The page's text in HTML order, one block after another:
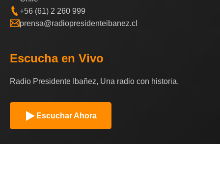
+56 (61) 2 260 999
prensa@radiopresidenteibanez.cl
Escucha en Vivo
Radio Presidente Ibañez, Una radio con historia.
Escuchar Ahora